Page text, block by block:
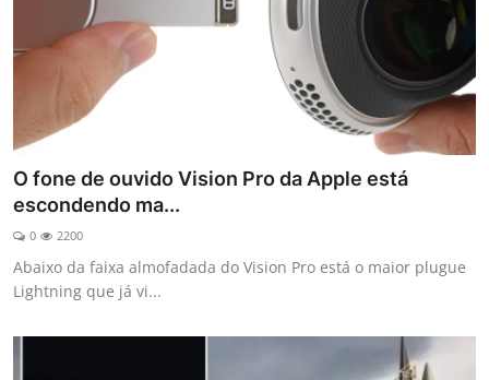
O fone de ouvido Vision Pro da Apple está
escondendo ma...
0 2200
Abaixo da faixa almofadada do Vision Pro está o maior plugue
Lightning que já vi...